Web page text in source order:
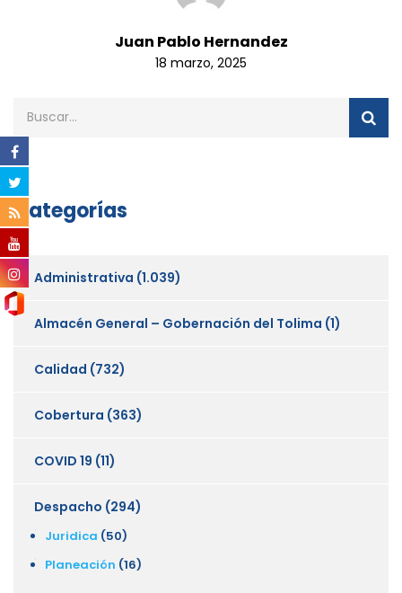
Juan Pablo Hernandez
18 marzo, 2025
Categorías
Administrativa (1.039)
Almacén General – Gobernación del Tolima (1)
Calidad (732)
Cobertura (363)
COVID 19 (11)
Despacho (294)
Juridica (50)
Planeación (16)